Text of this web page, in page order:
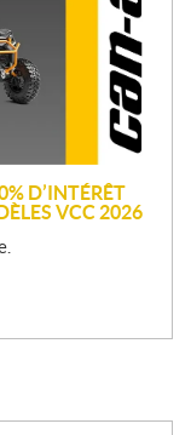
D’INTÉRÊT
VCC 2026